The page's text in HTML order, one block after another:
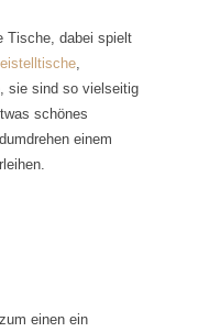
Tische, dabei spielt
sie sind so vielseitig
schönes
einem
einen ein